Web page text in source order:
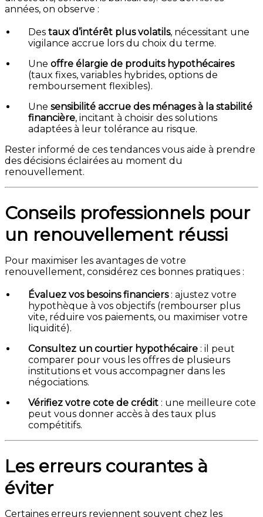
années, on observe :
Des taux d’intérêt plus volatils, nécessitant une
vigilance accrue lors du choix du terme.
Une offre élargie de produits hypothécaires
(taux fixes, variables hybrides, options de
remboursement flexibles).
Une sensibilité accrue des ménages à la stabilité
financière, incitant à choisir des solutions
adaptées à leur tolérance au risque.
Rester informé de ces tendances vous aide à prendre
des décisions éclairées au moment du
renouvellement.
Conseils professionnels pour
un renouvellement réussi
Pour maximiser les avantages de votre
renouvellement, considérez ces bonnes pratiques :
Évaluez vos besoins financiers: ajustez votre
hypothèque à vos objectifs (rembourser plus
vite, réduire vos paiements, ou maximiser votre
liquidité).
Consultez un courtier hypothécaire : il peut
comparer pour vous les offres de plusieurs
institutions et vous accompagner dans les
négociations.
Vérifiez votre cote de crédit : une meilleure cote
peut vous donner accès à des taux plus
compétitifs.
Les erreurs courantes à
éviter
Certaines erreurs reviennent souvent chez les